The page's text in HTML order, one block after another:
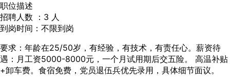
职位描述
招聘人数 ：3 人
到岗时间：不限到岗
要求：年龄在25/50岁，有经验，有技术，有责任心。薪资待
遇：月工资5000-8000元，一个月试用期后交五险。 高温补贴
+卸车费。食宿免费，党员退伍兵优先录用，具体细节面议。